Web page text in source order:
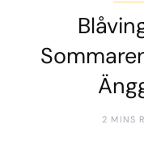
2 MINS